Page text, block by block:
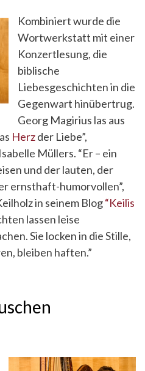
Kombiniert wurde die
Wortwerkstatt mit einer
Konzertlesung, die
biblische
Liebesgeschichten in die
Gegenwart hinübertrug.
Georg Magirius las aus
Herzder Liebe”,
Müllers. “Er – ein
und der lauten, der
ernsthaft-humorvollen”,
in seinem Blog“Keilis
lassen leise
Sie locken in die Stille,
bleiben haften.”